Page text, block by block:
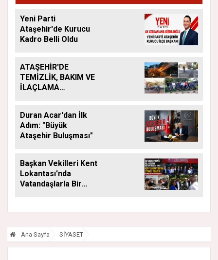
Yeni Parti
Ataşehir'de Kurucu
Kadro Belli Oldu
ATAŞEHİR'DE
TEMİZLİK, BAKIM VE
İLAÇLAMA
Duran Acar'dan İlk
Adım: "Büyük
Ataşehir Buluşması"
Başkan Vekilleri Kent
Lokantası'nda
Vatandaşlarla Bir
Ana Sayfa SİYASET